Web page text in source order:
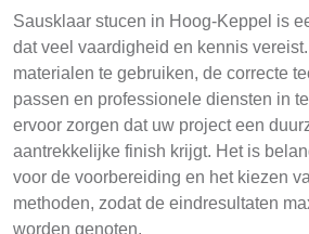
Sausklaar stucen in Hoog-Keppel is
dat veel vaardigheid en kennis
materialen te gebruiken, de correcte
passen en professionele diensten in
ervoor zorgen dat uw project een
aantrekkelijke finish krijgt. Het is
voor de voorbereiding en het kiezen
methoden, zodat de eindresultaten
worden genoten.